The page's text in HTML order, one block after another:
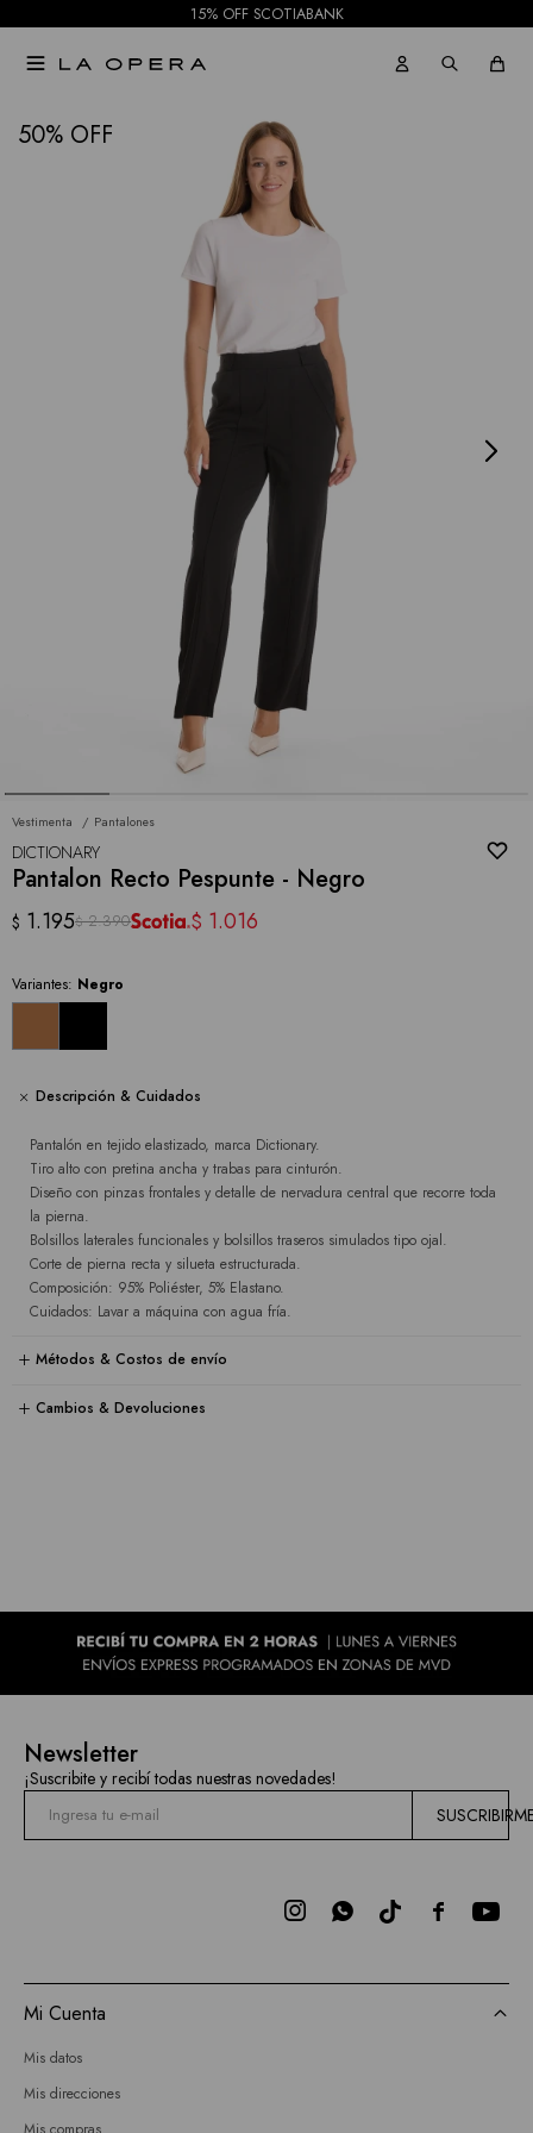
15% OFF SCOTIABANK

50
Vestimenta Pantalones
DICTIONARY
Pantalon Recto Pespunte - Negro
$ 1.195$ 2.390 $ 1.016
Variantes: Negro
Descripción & Cuidados
Pantalón en tejido elastizado, marca Dictionary.
Tiro alto con pretina ancha y trabas para cinturón.
Diseño con pinzas frontales y detalle de nervadura central que recorre toda
la pierna.
Bolsillos laterales funcionales y bolsillos traseros simulados tipo ojal.
Corte de pierna recta y silueta estructurada.
Composición: 95% Poliéster, 5% Elastano.
Cuidados: Lavar a máquina con agua fría.
Métodos & Costos de envío
Cambios & Devoluciones
NOTIFICARME
Newsletter
¡Suscribite y recibí todas nuestras novedades!

 
Mi Cuenta
Mis datos
Mis direcciones